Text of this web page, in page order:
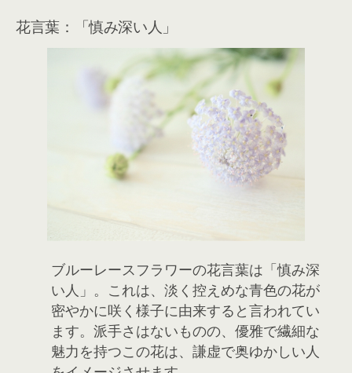
花言葉：「慎み深い人」
ブルーレースフラワーの花言葉は「慎み深
い人」。これは、淡く控えめな青色の花が
密やかに咲く様子に由来すると言われてい
ます。派手さはないものの、優雅で繊細な
魅力を持つこの花は、謙虚で奥ゆかしい人